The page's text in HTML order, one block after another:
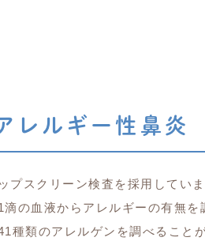
レルギー性鼻炎
プスクリーン検査を採用していま
の血液からアレルギーの有無を
種類のアレルゲンを調べること